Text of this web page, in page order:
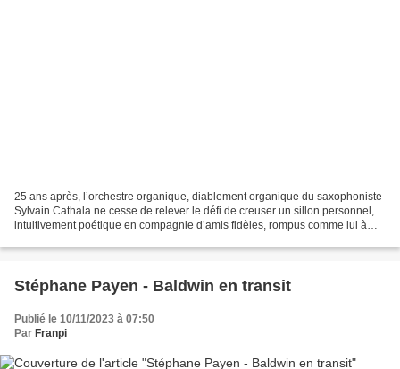
25 ans après, l’orchestre organique, diablement organique du saxophoniste
Sylvain Cathala ne cesse de relever le défi de creuser un sillon personnel,
intuitivement poétique en compagnie d’amis fidèles, rompus comme lui à
Stéphane Payen - Baldwin en transit
Publié le 10/11/2023 à 07:50
Par Franpi